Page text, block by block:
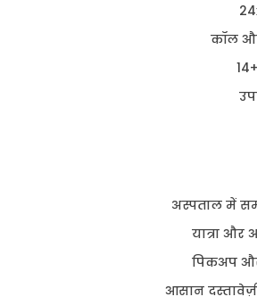
कॉल
अस्पताल में
यात्रा और
पिकअप और
आसान